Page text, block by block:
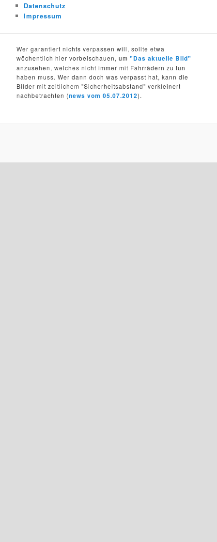
Datenschutz
Impressum
Wer garantiert nichts verpassen will, sollte etwa
wöchentlich hier vorbeischauen, um"Das aktuelle Bild"
anzusehen, welches nicht immer mit Fahrrädern zu tun
haben muss. Wer dann doch was verpasst hat, kann die
Bilder mit zeitlichem "Sicherheitsabstand" verkleinert
nachbetrachten (news vom 05.07.2012).